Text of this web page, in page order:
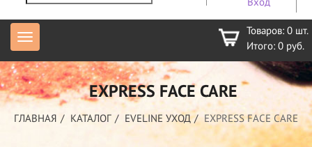
Товаров: 0 шт.
Итого: 0 руб.
EXPRESS FACE CARE
ГЛАВНАЯ КАТАЛОГ EVELINE УХОД EXPRESS FACE CARE